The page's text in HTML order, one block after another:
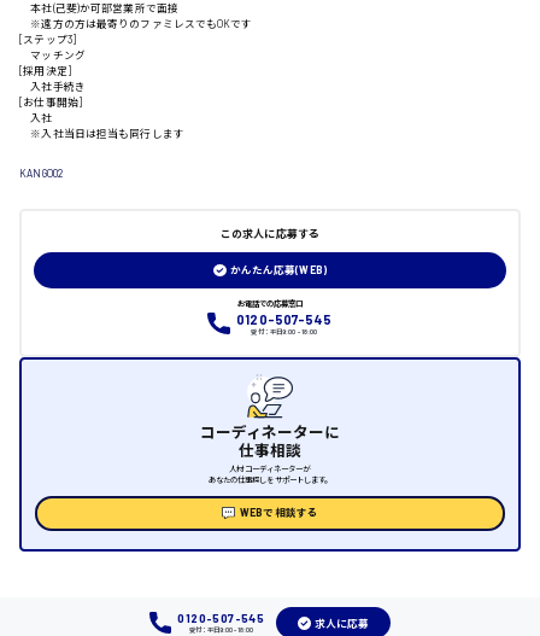
山口県
大竹市
日給制すべて
月給制すべて
時給1000円～
本社(己斐)か可部営業所で面接
※遠方の方は最寄りのファミレスでもOKです
[ステップ3]
マッチング
[採用決定]
入社手続き
[お仕事開始]
入社
※入社当日は担当も同行します
KANGO02
この求人に応募する
かんたん応募(WEB)
お電話での応募窓口
0120-507-545
受付：平日9:00 - 18:00
コーディネーターに
仕事相談
人材コーディネーターが
あなたの仕事探しをサポートします。
WEBで相談する
0120-507-545
受付：平日9:00 - 18:00
求人に応募